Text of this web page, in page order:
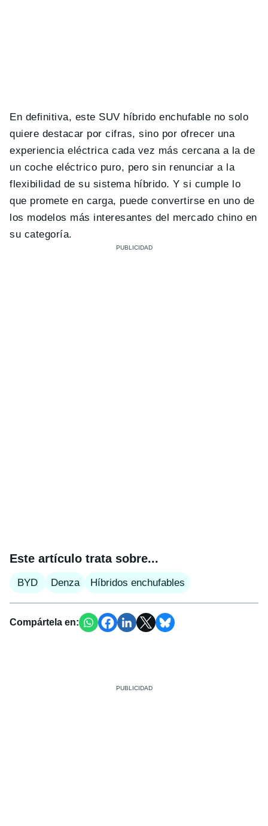
En definitiva, este SUV híbrido enchufable no solo
quiere destacar por cifras, sino por ofrecer una
experiencia eléctrica cada vez más cercana a la de
un coche eléctrico puro, pero sin renunciar a la
flexibilidad de su sistema híbrido. Y si cumple lo
que promete en carga, puede convertirse en uno de
los modelos más interesantes del mercado chino en
su categoría.
Este artículo trata sobre...
BYD Denza Híbridos enchufables
Compártela en: